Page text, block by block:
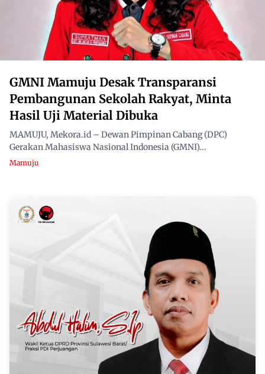
GMNI Mamuju Desak Transparansi
Pembangunan Sekolah Rakyat, Minta
Hasil Uji Material Dibuka
MAMUJU, Mekora.id – Dewan Pimpinan Cabang (DPC)
Gerakan Mahasiswa Nasional Indonesia (GMNI)...
Mamuju